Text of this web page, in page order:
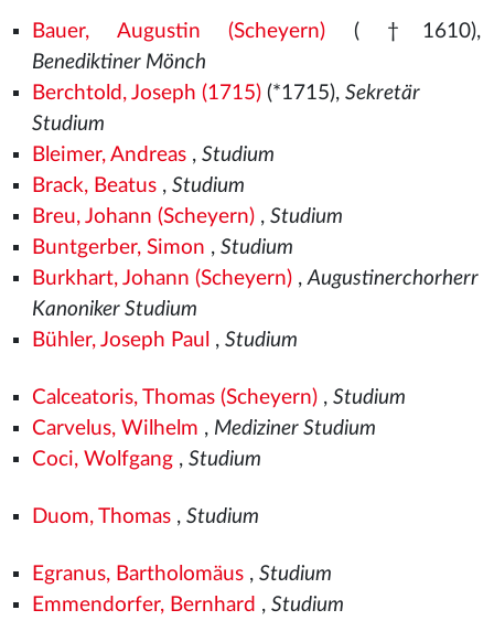
Bauer, Augustin (Scheyern) ( †1610),
Benediktiner Mönch
Berchtold, Joseph (1715)(*1715), Sekretär
Studium
Bleimer, Andreas, Studium
Brack, Beatus, Studium
Breu, Johann (Scheyern), Studium
Buntgerber, Simon , Studium
Burkhart, Johann (Scheyern),Augustinerchorherr
Kanoniker Studium
Bühler, Joseph Paul , Studium
Calceatoris, Thomas (Scheyern), Studium
Carvelus, Wilhelm , Mediziner Studium
Coci, Wolfgang, Studium
Duom, Thomas, Studium
Egranus, Bartholomäus, Studium
Emmendorfer, Bernhard , Studium